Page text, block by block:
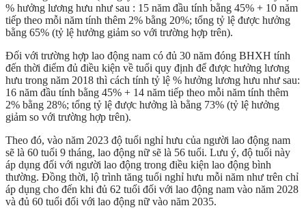
% hưởng lương hưu như sau : 15 năm đầu tính bằng 45% + 10 năm
tiếp theo mỗi năm tính thêm 2% bằng 20%; tổng tỷ lệ được hưởng
bằng 65% (tỷ lệ hưởng giảm so với trường hợp trên).
Đối với trường hợp lao động nam có đủ 30 năm đóng BHXH tính
đến thời điểm đủ điều kiện về tuổi quy định để được hưởng lương
hưu trong năm 2018 thì cách tính tỷ lệ % hưởng lương hưu như sau:
16 năm đầu tính bằng 45% + 14 năm tiếp theo mỗi năm tính thêm
2% bằng 28%; tổng tỷ lệ được hưởng là bằng 73% (tỷ lệ hưởng
giảm so với trường hợp trên).
Theo đó, vào năm 2023 độ tuổi nghỉ hưu của người lao động nam
sẽ là 60 tuổi 9 tháng, lao động nữ sẽ là 56 tuổi. Lưu ý, độ tuổi này
áp dụng đối với người lao động trong điều kiện lao động bình
thường. Đồng thời, lộ trình tăng tuổi nghỉ hưu mỗi năm như trên chỉ
áp dụng cho đến khi đủ 62 tuổi đối với lao động nam vào năm 2028
và đủ 60 tuổi đối với lao động nữ vào năm 2035.